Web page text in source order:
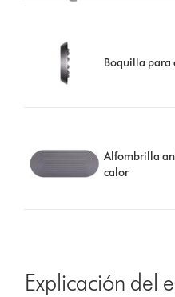
Boquilla para
Alfombrilla
calor
Explicación del